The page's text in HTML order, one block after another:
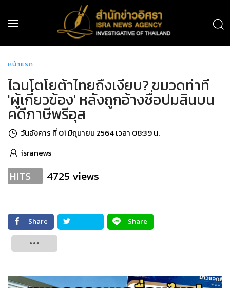
หน้าแรก
ไฉนโตโยต้าไทยถึงเงียบ? ขมวดท่าที
'ผู้เกี่ยวข้อง' หลังถูกอ้างชื่อปมสินบน
คดีภาษีพรีอุส
วันอังคาร ที่ 01 มิถุนายน 2564 เวลา 08:39 น.
isranews
HITS 4725 views
Share
Share